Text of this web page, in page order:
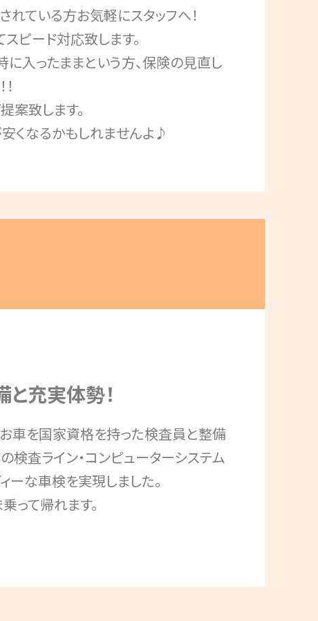
れている方お気軽にスタッフへ！
ピード対応致します。
入ったままという方、保険の見直し
案致します。
くなるかもしれませんよ♪
充実体勢！
車を国家資格を持った検査員と整備
査ライン・コンピューターシステム
ーな車検を実現しました。
って帰れます。